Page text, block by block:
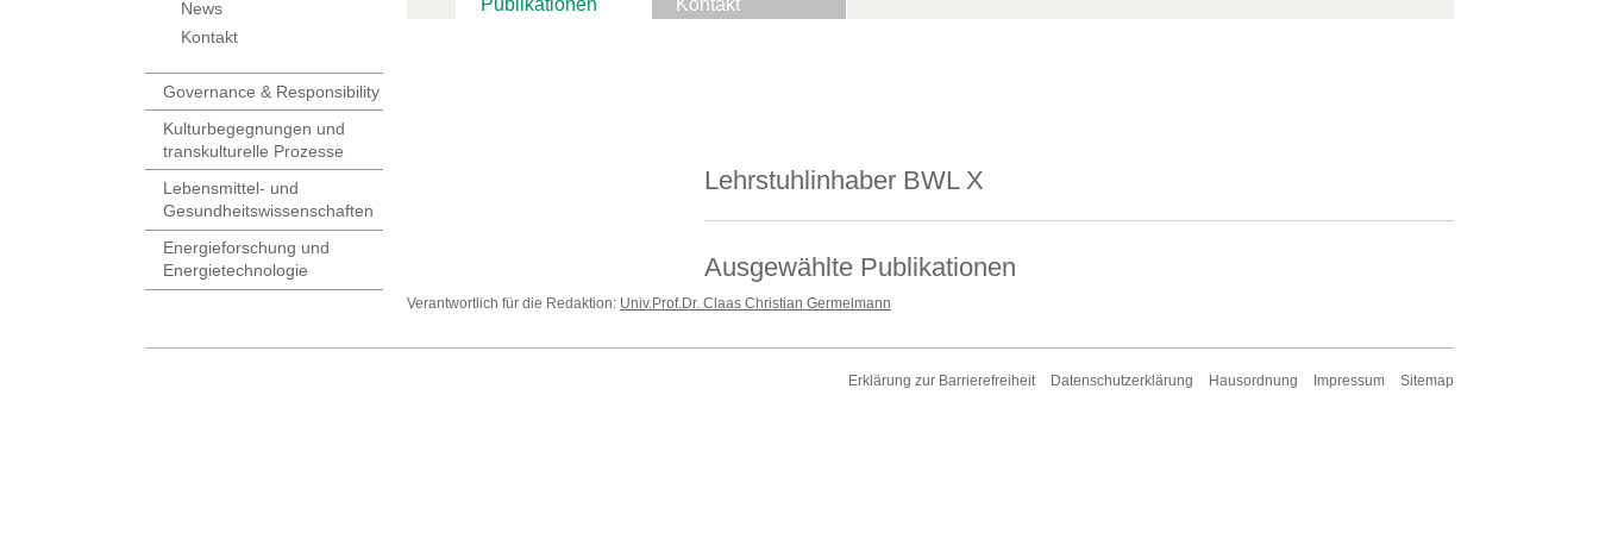
News
Kontakt
Governance & Responsibility
Kulturbegegnungen und
transkulturelle Prozesse
Lebensmittel- und
Gesundheitswissenschaften
Energieforschung und
Energietechnologie
Publikationen Kontakt
Lehrstuhlinhaber BWL X
Ausgewählte Publikationen
Verantwortlich für die Redaktion: Univ.Prof.Dr. Claas Christian Germelmann
Erklärung zur Barrierefreiheit Datenschutzerklärung Hausordnung Impressum Sitemap